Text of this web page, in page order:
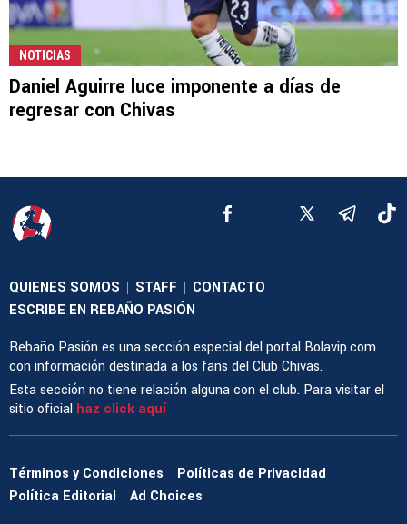
NOTICIAS
Daniel Aguirre luce imponente a días de
regresar con Chivas
QUIENES SOMOS | STAFF | CONTACTO |
ESCRIBE EN REBAÑO PASIÓN
Rebaño Pasión es una sección especial del portal Bolavip.com
con información destinada a los fans del Club Chivas.
Esta sección no tiene relación alguna con el club. Para visitar el
sitio oficial haz click aquí
Términos y Condiciones
Políticas de Privacidad
Política Editorial
Ad Choices